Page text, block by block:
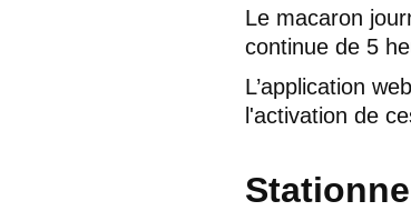
Le macaron
continue de 5
L’application web
l'activation de